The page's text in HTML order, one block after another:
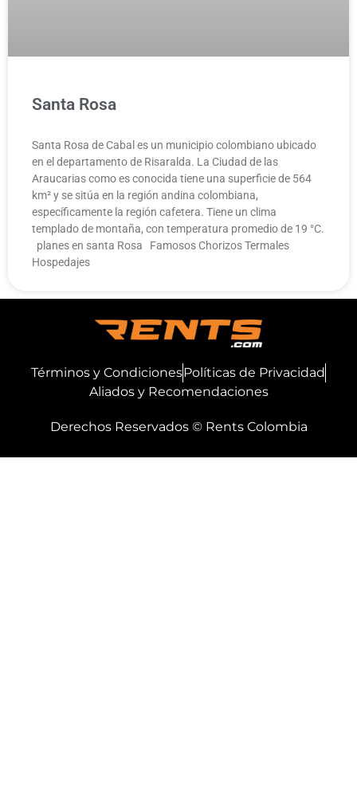
Santa Rosa
Santa Rosa de Cabal es un municipio colombiano ubicado
en el departamento de Risaralda. La Ciudad de las
Araucarias como es conocida tiene una superficie de 564
km² y se sitúa en la región andina colombiana,
específicamente la región cafetera. Tiene un clima
templado de montaña, con temperatura promedio de 19 °C.
planes en santa Rosa Famosos Chorizos Termales
Hospedajes
Términos y CondicionesPolíticas de Privacidad
Aliados y Recomendaciones
Derechos Reservados © Rents Colombia